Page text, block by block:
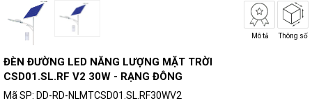
Mô tả Thông số
ĐÈN ĐƯỜNG LED NĂNG LƯỢNG MẶT TRỜI
CSD01.SL.RF V2 30W - RẠNG ĐÔNG
Mã SP: DD-RD-NLMTCSD01.SL.RF30WV2